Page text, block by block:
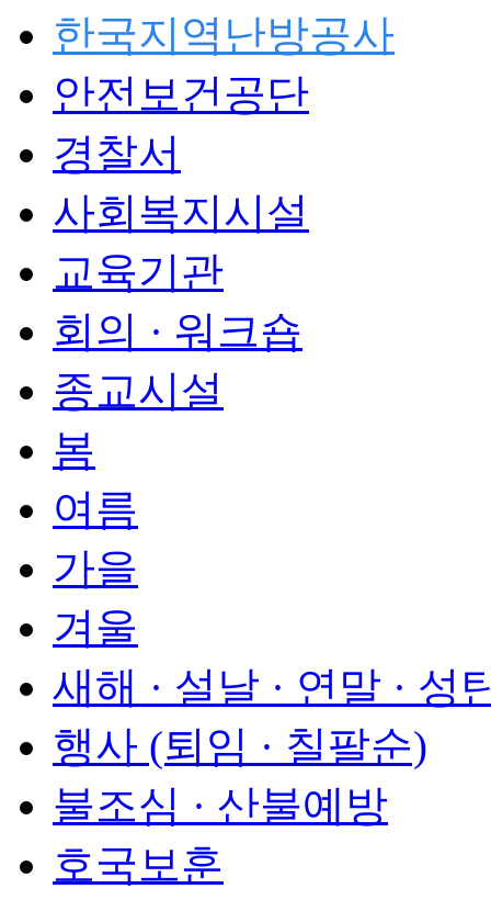
한국지역난방공사
안전보건공단
경찰서
사회복지시설
교육기관
회의 · 워크숍
종교시설
봄
여름
가을
겨울
새해 · 설날 · 연말 · 성
행사 (퇴임 · 칠팔순)
불조심 · 산불예방
호국보훈